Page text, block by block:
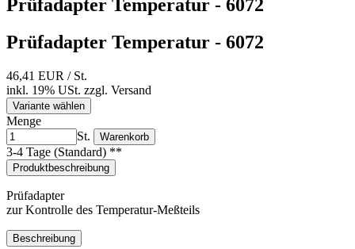
Prüfadapter Temperatur - 6072
Prüfadapter Temperatur - 6072
46,41 EUR / St.
inkl. 19% USt. zzgl. Versand
Variante wählen
Menge
St.
Warenkorb
3-4 Tage (Standard) **
Produktbeschreibung
Prüfadapter
zur Kontrolle des Temperatur-Meßteils
Beschreibung